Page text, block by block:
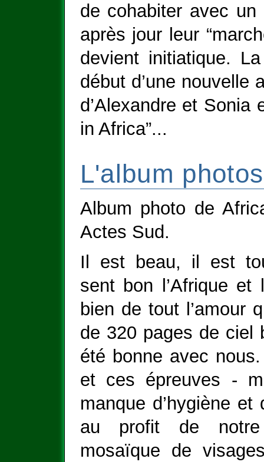
de cohabiter avec un
après jour leur
devient initiatique.
début d’une nouvelle
d’Alexandre et Sonia
in Africa”...
L'album photos
Album photo de
Actes Sud.
Il est beau, il est
sent bon l’Afrique
bien de tout l’amour
de 320 pages de ciel
été bonne avec
et ces épreuves -
manque d’hygiène et
au profit de notre
mosaïque de